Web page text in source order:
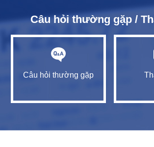
Câu hỏi thường gặp /
Câu hỏi thường gặp